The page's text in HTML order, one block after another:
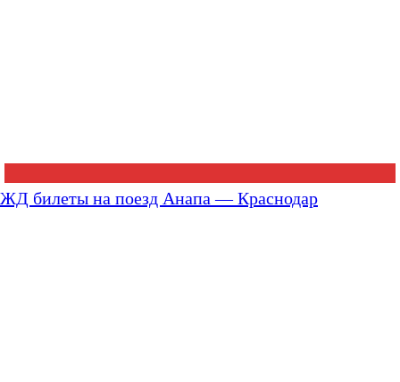
ЖД билеты на поезд Анапа — Краснодар